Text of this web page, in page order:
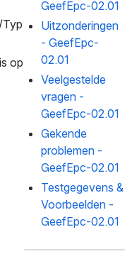
Typ
op
GeefEpc-02.01
Uitzonderingen
- GeefEpc-
02.01
Veelgestelde
vragen -
GeefEpc-02.01
Gekende
problemen -
GeefEpc-02.01
Testgegevens &
Voorbeelden -
GeefEpc-02.01